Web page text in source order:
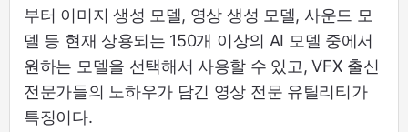
부터 이미지 생성 모델, 영상 생성 모델, 사운드 모
델 등 현재 상용되는 150개 이상의 AI 모델 중에서
원하는 모델을 선택해서 사용할 수 있고, VFX 출신
전문가들의 노하우가 담긴 영상 전문 유틸리티가
특징이다.